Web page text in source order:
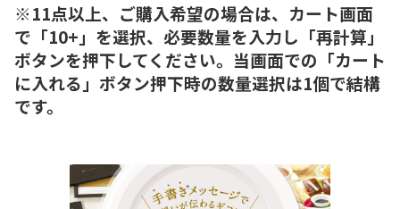
※11点以上、ご購入希望の場合は、カート画面
で「10+」を選択、必要数量を入力し「再計算」
ボタンを押下してください。当画面での「カート
に入れる」ボタン押下時の数量選択は1個で結構
です。